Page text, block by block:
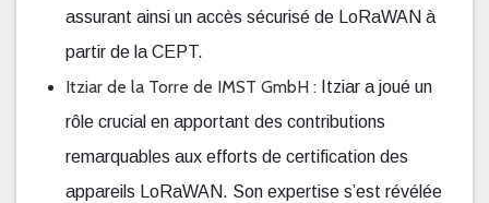
assurant ainsi un accès sécurisé de LoRaWAN à
partir de la CEPT.
Itziar de la Torre de IMST GmbH : Itziar a joué un
rôle crucial en apportant des contributions
remarquables aux efforts de certification des
appareils LoRaWAN. Son expertise s’est révélée